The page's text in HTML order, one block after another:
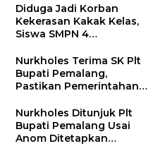
HUT RI ke-81
Diduga Jadi Korban
Kekerasan Kakak Kelas,
Siswa SMPN 4
Dunia
Nurkholes Terima SK Plt
Bupati Pemalang,
Pastikan Pemerintahan
Nurkholes Ditunjuk Plt
Bupati Pemalang Usai
Anom Ditetapkan